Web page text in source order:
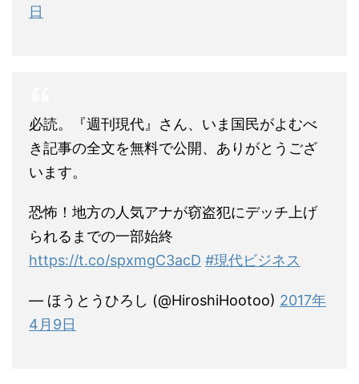
日
必読。『週刊現代』さん、いま国民がよむべ
き記事の全文を無料で公開、ありがとうござ
います。
恐怖！地方の人気アナが窃盗犯にデッチ上げ
られるまでの一部始終
https://t.co/spxmgC3acD #現代ビジネス
— ほうとうひろし (@HiroshiHootoo) 2017年
4月9日